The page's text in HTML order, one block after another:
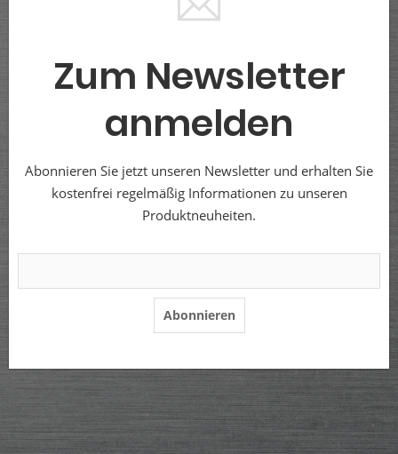
Zum Newsletter
anmelden
Abonnieren Sie jetzt unseren Newsletter und erhalten Sie
kostenfrei regelmäßig Informationen zu unseren
Produktneuheiten.
Abonnieren